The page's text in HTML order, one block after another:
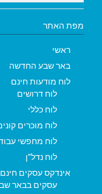
מפת האתר
ראשי
באר שבע החדשה
לוח מודעות חינם
לוח דרושים
לוח כללי
לוח מוכרים
לוח מחפשי
לוח נדל"ן
אינדקס עסקים חינם
עסקים בבאר